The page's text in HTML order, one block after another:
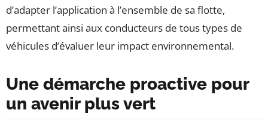
d’adapter l’application à l’ensemble de sa flotte,
permettant ainsi aux conducteurs de tous types de
véhicules d’évaluer leur impact environnemental.
Une démarche proactive pour
un avenir plus vert